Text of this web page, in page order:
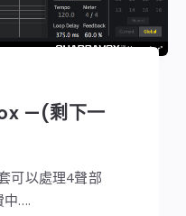
—(剩下一
可以處理4聲部
中….